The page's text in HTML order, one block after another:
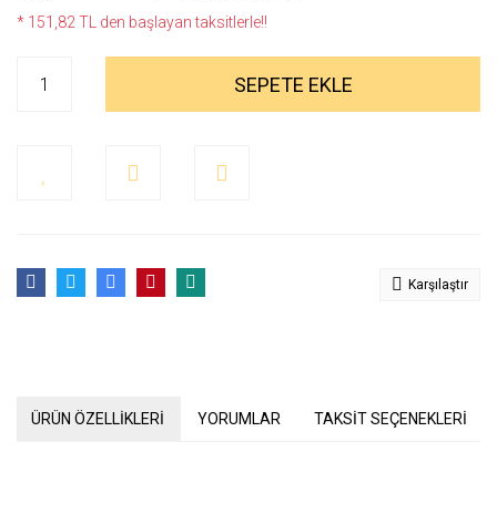
* 151,82 TL den başlayan taksitlerle!!
SEPETE EKLE
Karşılaştır
ÜRÜN ÖZELLİKLERİ YORUMLAR TAKSİT SEÇENEKLERİ